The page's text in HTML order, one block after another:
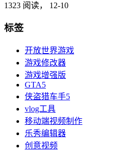
1323 阅读， 12-10
标签
开放世界游戏
游戏修改器
游戏增强版
GTA5
侠盗猎车手5
vlog工具
移动端视频制作
乐秀编辑器
创意视频